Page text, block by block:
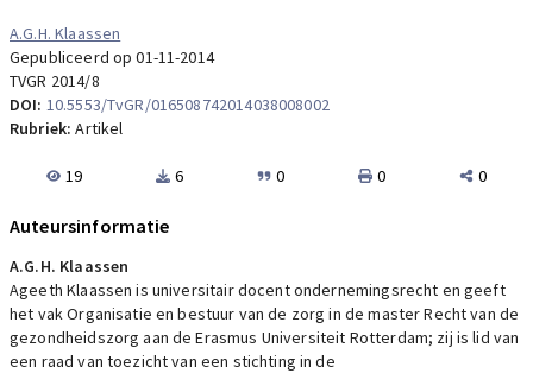
A.G.H. Klaassen
Gepubliceerd op 01-11-2014
TVGR 2014/8
DOI: 10.5553/TvGR/016508742014038008002
Rubriek:Artikel
19 6 0 0 0
Auteursinformatie
A.G.H. Klaassen
Ageeth Klaassen is universitair docent ondernemingsrecht en geeft
het vak Organisatie en bestuur van de zorg in de master Recht van de
gezondheidszorg aan de Erasmus Universiteit Rotterdam; zij is lid van
een raad van toezicht van een stichting in de